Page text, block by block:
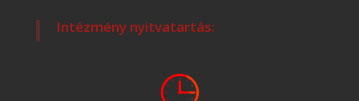
Intézmény nyitvatartás: